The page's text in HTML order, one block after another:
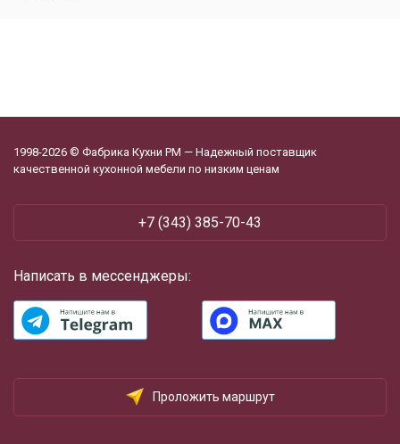
1998-2026 © Фабрика Кухни РМ — Надежный поставщик
качественной кухонной мебели по низким ценам
+7 (343) 385-70-43
Написать в мессенджеры:
Проложить маршрут